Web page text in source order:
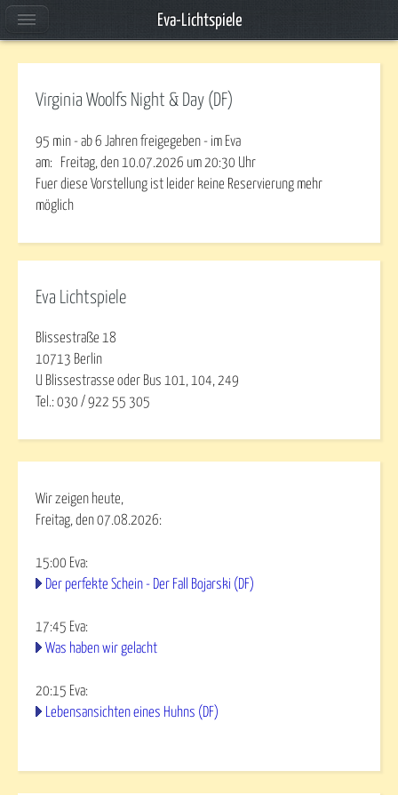
Eva Lichtspiele
Blissestraße 18
10713 Berlin
U Blissestrasse oder Bus 101, 104, 249
Tel.: 030 / 922 55 305
Wir zeigen heute,
Freitag, den 07.08.2026:
15:00 Eva:
Der perfekte Schein - Der Fall Bojarski (DF)
17:45 Eva:
Was haben wir gelacht
20:15 Eva:
Lebensansichten eines Huhns (DF)
Virginia Woolfs Night & Day (DF)
95 min - ab 6 Jahren freigegeben - im Eva
am: Freitag, den 10.07.2026 um 20:30 Uhr
Fuer diese Vorstellung ist leider keine Reservierung mehr
möglich
Eva-Lichtspiele